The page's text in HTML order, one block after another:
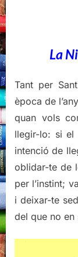
La
Tant per
època de
quan vols
llegir-lo: si el
intenció de
oblidar-te de
per l’instint;
i deixar-te
del que no en